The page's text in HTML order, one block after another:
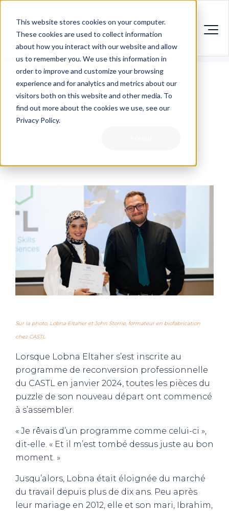
This website stores cookies on your computer.
These cookies are used to collect information
about how you interact with our website and allow
us to remember you. We use this information in
order to improve and customize your browsing
experience and for analytics and metrics about our
visitors both on this website and other media. To
find out more about the cookies we use, see our
Privacy Policy.
Se reconvertir pour prendre un
Sur la photo, Lobna Eltaher et John Storrie, formateur en biofabrication
chez CASTL
Lorsque Lobna Eltaher s’est inscrite au
programme de reconversion professionnelle
du CASTL en janvier 2024, toutes les pièces du
puzzle de son nouveau départ ont commencé
à s’assembler.
« Je rêvais d’un programme comme celui-ci »,
dit-elle. « Et il m’est tombé dessus juste au bon
moment. »
Jusqu’alors, Lobna était éloignée du marché
du travail depuis plus de dix ans. Peu après
leur mariage en 2012, elle et son mari, Ibrahim,